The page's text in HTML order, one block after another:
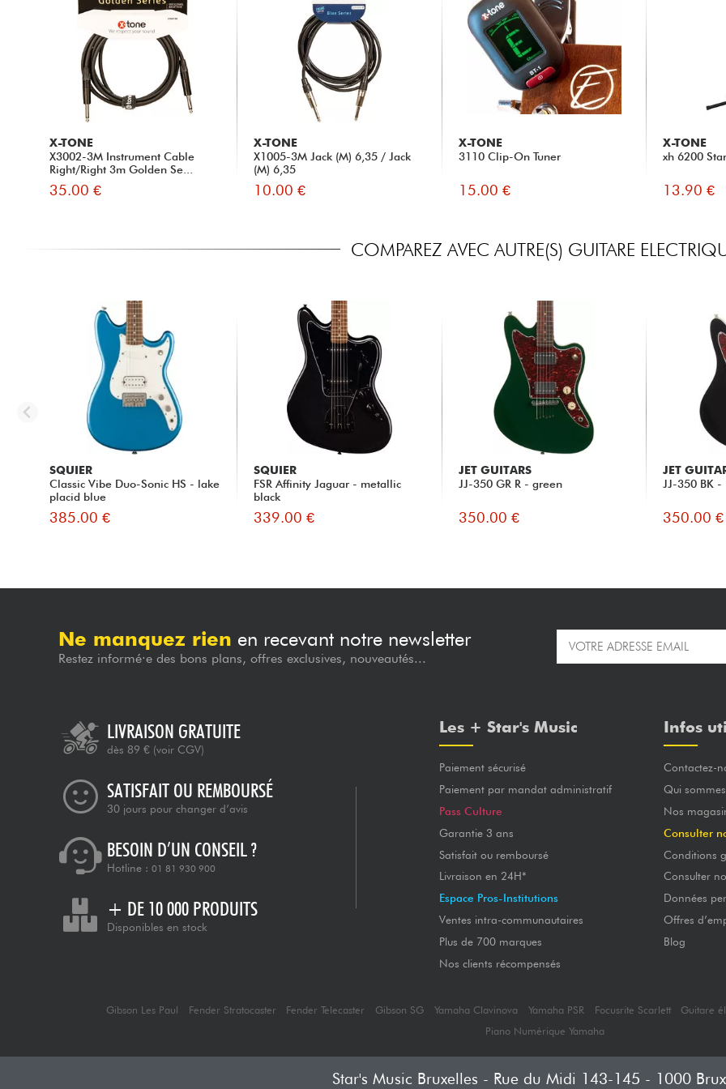
X-TONE
X3002-3M Instrument Cable
Right/Right 3m Golden Se...
35.00 €
X-TONE
X1005-3M Jack (M) 6,35 / Jack
(M) 6,35
10.00 €
X-TONE
3110 Clip-On Tuner
15.00 €
X-TONE
xh 6200
13.90 €
COMPAREZ AVEC AUTRE(S) GUITARE
SQUIER
Classic Vibe Duo-Sonic HS - lake
placid blue
385.00 €
SQUIER
FSR Affinity Jaguar - metallic
black
339.00 €
JET GUITARS
JJ-350 GR R - green
350.00 €
JET
JJ-350 BK -
350.00 €
Ne manquez rien en recevant notre newsletter
Restez informé·e des bons plans, offres exclusives, nouveautés...
LIVRAISON GRATUITE
dès 89 € (voir CGV)
SATISFAIT OU REMBOURSÉ
30 jours pour changer d’avis
BESOIN D’UN CONSEIL ?
Hotline : 01 81 930 900
+ DE 10 000 PRODUITS
Disponibles en stock
Les + Star's Music
Paiement sécurisé
Paiement par mandat administratif
Pass Culture
Garantie 3 ans
Satisfait ou remboursé
Livraison en 24H*
Espace Pros-Institutions
Ventes intra-communautaires
Plus de 700 marques
Nos clients récompensés
Infos
Contactez-
Qui
Nos
Consulter
Conditions
Consulter
Données
Offres
Blog
Gibson Les Paul Fender Stratocaster Fender Telecaster Gibson SG Yamaha Clavinova Yamaha PSR Focusrite Scarlett
Guitare
Piano Numérique Yamaha
Star's Music Bruxelles - Rue du Midi 143-145 - 1000